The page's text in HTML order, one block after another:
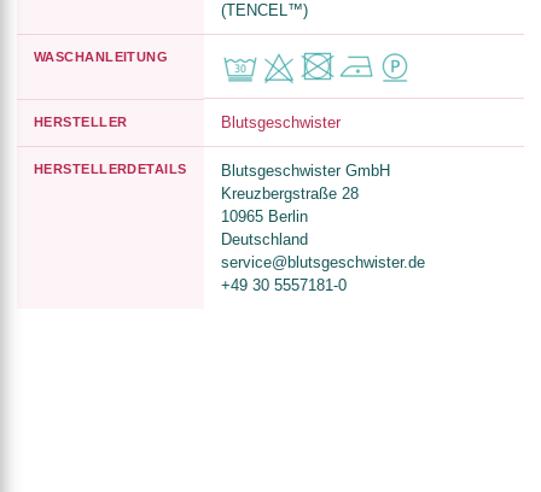
(TENCEL™)
WASCHANLEITUNG
HERSTELLER Blutsgeschwister
HERSTELLERDETAILS
Blutsgeschwister GmbH
Kreuzbergstraße 28
10965 Berlin
Deutschland
service@blutsgeschwister.de
+49 30 5557181-0